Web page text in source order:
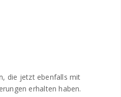
die jetzt ebenfalls mit
erhalten haben.